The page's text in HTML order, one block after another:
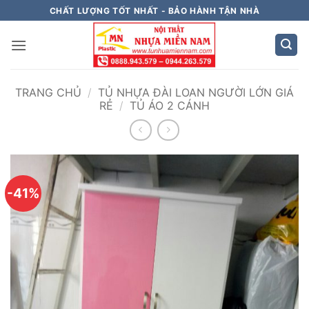
qua
nội
CHẤT LƯỢNG TỐT NHẤT - BẢO HÀNH TẬN NHÀ
TRANG CHỦ / TỦ NHỰA ĐÀI LOAN NGƯỜI LỚN GIÁ
RẺ / TỦ ÁO 2 CÁNH
-41%